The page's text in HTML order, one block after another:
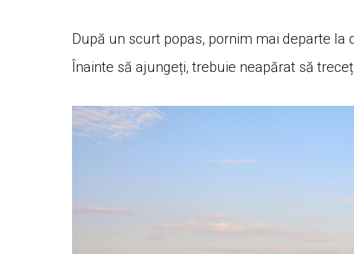
După un scurt popas, pornim mai departe la
Înainte să ajungeți, trebuie neapărat să